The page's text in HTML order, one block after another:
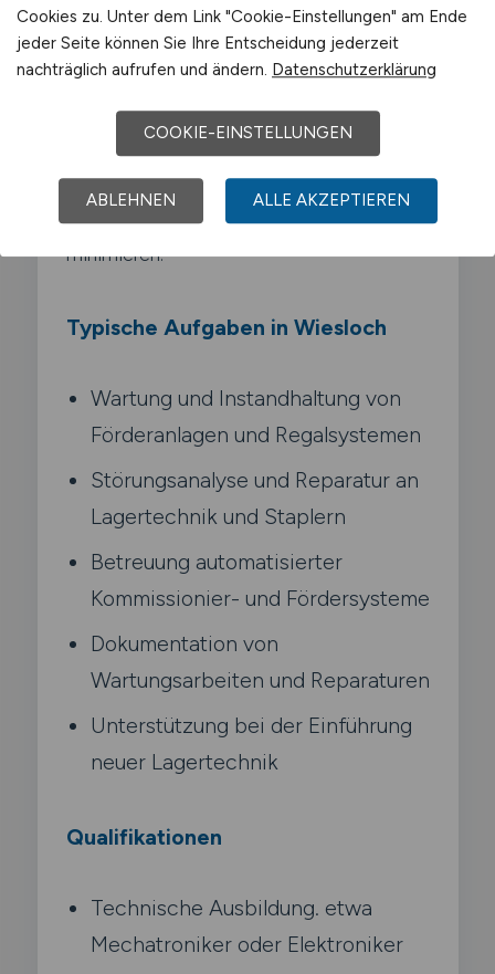
Lagerinfrastruktur zuständig. Du wartest
Förderanlagen. Regalsysteme.
Kommissioniersysteme. Du führst
Reparaturen durch. analysierst Störungen
und arbeitest mit der Instandhaltung
zusammen. um Ausfallzeiten zu
minimieren.
Typische Aufgaben in Wiesloch
Wartung und Instandhaltung von
Förderanlagen und Regalsystemen
Störungsanalyse und Reparatur an
Lagertechnik und Staplern
Betreuung automatisierter
Kommissionier- und Fördersysteme
Dokumentation von
Wartungsarbeiten und Reparaturen
Unterstützung bei der Einführung
neuer Lagertechnik
Qualifikationen
Technische Ausbildung. etwa
Mechatroniker oder Elektroniker
Cookies zu. Unter dem Link "Cookie-Einstellungen" am Ende
jeder Seite können Sie Ihre Entscheidung jederzeit
nachträglich aufrufen und ändern. Datenschutzerklärung
COOKIE-EINSTELLUNGEN
ABLEHNEN ALLE AKZEPTIEREN